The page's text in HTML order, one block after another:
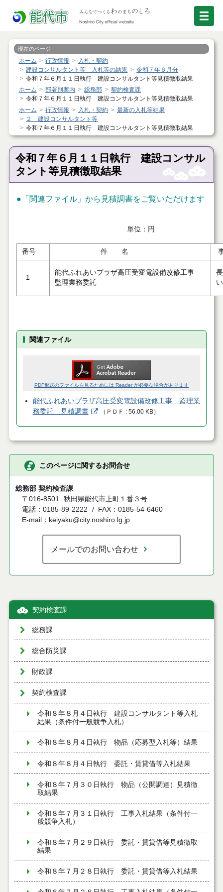
現在のページ
ホーム 行政情報
入札・契約
建設コンサルタント等 入札等の結果
令和７年６月分
令和７年６月１１日執行 建設コンサルタント等見積徴取結果
ホーム
部署別案内 総務部
契約検査課
令和７年６月１１日執行 建設コンサルタント等見積徴取結果
ホーム
行政情報 入札・契約
最新の入札等結果
２ 建設コンサルタント等
令和７年６月１１日執行 建設コンサルタント等見積徴取結果
令和７年６月１１日執行 建設コンサル
タント等見積徴取結果
●「関連ファイル」から見積調書をご覧いただけます
単位：円
番号 件 名
1
能代ふれあいプラザ高圧受変電設備改修工事
監理業務委託
関連ファイル
PDF形式のファイルを見るためには Reader が必要な場合があります
能代ふれあいプラザ高圧受変電設備改修工事 監理業
務委託 見積調書
（ ＰＤＦ 56.00 KB）
このページに関するお問合せ
総務部 契約検査課
〒016-8501 秋田県能代市上町１番３号
電話：0185-89-2222
FAX：0185-54-6460
E-mail：keiyaku@city.noshiro.lg.jp
メールでのお問い合わせ
契約検査課
総務課
総合防災課
財政課
契約検査課
令和８年８月４日執行 建設コンサルタント等入札
結果（条件付一般競争入札）
令和８年８月４日執行 物品（応募型入札等）結果
令和８年８月４日執行 委託・賃貸借等入札結果
令和８年７月３０日執行 物品（公開調達）見積徴
取結果
令和８年７月３１日執行 工事入札結果（条件付一
般競争入札）
令和８年７月２９日執行 委託・賃貸借等見積徴取
結果
令和８年７月２８日執行 委託・賃貸借等入札結果